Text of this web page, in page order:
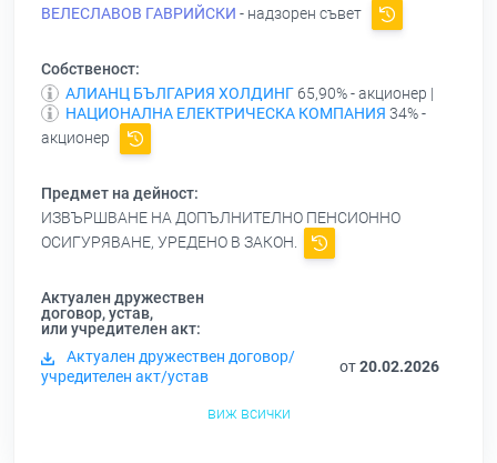
ВЕЛЕСЛАВОВ ГАВРИЙСКИ - надзорен съвет
Собственост:
АЛИАНЦ БЪЛГАРИЯ ХОЛДИНГ 65,90% - акционер |
НАЦИОНАЛНА ЕЛЕКТРИЧЕСКА КОМПАНИЯ 34% -
акционер
Предмет на дейност:
ИЗВЪРШВАНЕ НА ДОПЪЛНИТЕЛНО ПЕНСИОННО
ОСИГУРЯВАНЕ, УРЕДЕНО В ЗАКОН.
Актуален дружествен
договор, устав,
или учредителен акт:
Актуален дружествен договор/
учредителен акт/устав
от20.02.2026
виж всички